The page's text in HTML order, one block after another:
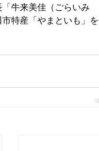
牛来美佳（ごらいみ
特産「やまといも」